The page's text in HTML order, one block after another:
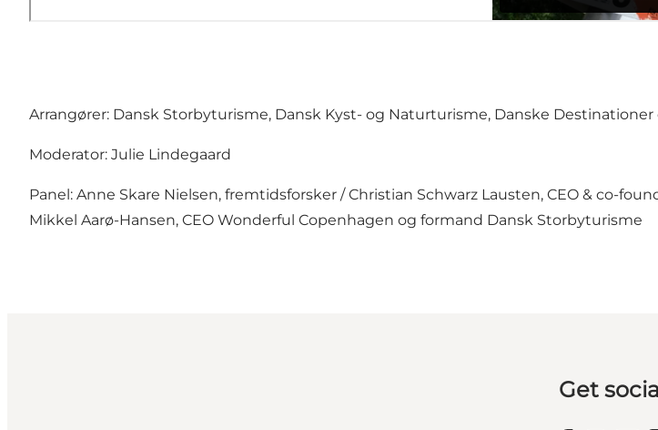
Arrangører: Dansk Storbyturisme, Dansk Kyst- og Naturturisme, Danske
Moderator: Julie Lindegaard
Panel: Anne Skare Nielsen, fremtidsforsker / Christian Schwarz Lausten, CEO & co-
Mikkel Aarø-Hansen, CEO Wonderful Copenhagen og formand Dansk Storbyturisme
Get